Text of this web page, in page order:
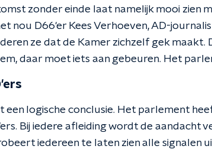
zonder einde laat namelijk mooi zien
nou D66'er Kees Verhoeven, AD-
ze dat de Kamer zichzelf gek maakt.
daar moet iets aan gebeuren. Het
een logische conclusie. Het parlement
Bij iedere afleiding wordt de aandacht
iedereen te laten zien alle signalen